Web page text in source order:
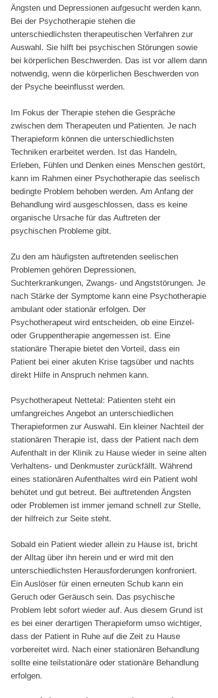
Ängsten und Depressionen aufgesucht werden kann.
Bei der Psychotherapie stehen die
unterschiedlichsten therapeutischen Verfahren zur
Auswahl. Sie hilft bei psychischen Störungen sowie
bei körperlichen Beschwerden. Das ist vor allem dann
notwendig, wenn die körperlichen Beschwerden von
der Psyche beeinflusst werden.
Im Fokus der Therapie stehen die Gespräche
zwischen dem Therapeuten und Patienten. Je nach
Therapieform können die unterschiedlichsten
Techniken erarbeitet werden. Ist das Handeln,
Erleben, Fühlen und Denken eines Menschen gestört,
kann im Rahmen einer Psychotherapie das seelisch
bedingte Problem behoben werden. Am Anfang der
Behandlung wird ausgeschlossen, dass es keine
organische Ursache für das Auftreten der
psychischen Probleme gibt.
Zu den am häufigsten auftretenden seelischen
Problemen gehören Depressionen,
Suchterkrankungen, Zwangs- und Angststörungen. Je
nach Stärke der Symptome kann eine Psychotherapie
ambulant oder stationär erfolgen. Der
Psychotherapeut wird entscheiden, ob eine Einzel-
oder Gruppentherapie angemessen ist. Eine
stationäre Therapie bietet den Vorteil, dass ein
Patient bei einer akuten Krise tagsüber und nachts
direkt Hilfe in Anspruch nehmen kann.
Psychotherapeut Nettetal: Patienten steht ein
umfangreiches Angebot an unterschiedlichen
Therapieformen zur Auswahl. Ein kleiner Nachteil der
stationären Therapie ist, dass der Patient nach dem
Aufenthalt in der Klinik zu Hause wieder in seine alten
Verhaltens- und Denkmuster zurückfällt. Während
eines stationären Aufenthaltes wird ein Patient wohl
behütet und gut betreut. Bei auftretenden Ängsten
oder Problemen ist immer jemand schnell zur Stelle,
der hilfreich zur Seite steht.
Sobald ein Patient wieder allein zu Hause ist, bricht
der Alltag über ihn herein und er wird mit den
unterschiedlichsten Herausforderungen konfroniert.
Ein Auslöser für einen erneuten Schub kann ein
Geruch oder Geräusch sein. Das psychische
Problem lebt sofort wieder auf. Aus diesem Grund ist
es bei einer derartigen Therapieform umso wichtiger,
dass der Patient in Ruhe auf die Zeit zu Hause
vorbereitet wird. Nach einer stationären Behandlung
sollte eine teilstationäre oder stationäre Behandlung
erfolgen.